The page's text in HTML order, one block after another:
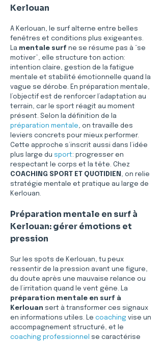
Kerlouan
A Kerlouan, le surf alterne entre belles
fenêtres et conditions plus exigeantes.
La mentale surf ne se résume pas à “se
motiver”, elle structure ton action:
intention claire, gestion de la fatigue
mentale et stabilité émotionnelle quand la
vague se dérobe. En préparation mentale,
l’objectif est de renforcer l’adaptation au
terrain, car le sport réagit au moment
présent. Selon la définition de la
préparation mentale, on travaille des
leviers concrets pour mieux performer.
Cette approche s’inscrit aussi dans l’idée
plus large du sport: progresser en
respectant le corps et la tête. Chez
COACHING SPORT ET QUOTIDIEN , on relie
stratégie mentale et pratique au large de
Kerlouan.
Préparation mentale en surf à
Kerlouan: gérer émotions et
pression
Sur les spots de Kerlouan, tu peux
ressentir de la pression avant une figure,
du doute après une mauvaise relance ou
de l’irritation quand le vent gêne. La
préparation mentale en surf à
Kerlouan sert à transformer ces signaux
en informations utiles. Le coaching vise un
accompagnement structuré, et le
coaching professionnel
se caractérise